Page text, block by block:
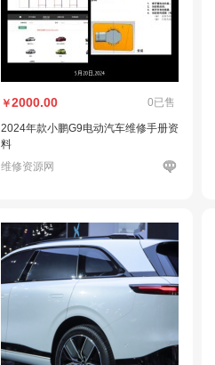
￥2000.00 0已售
2024年款小鹏G9电动汽车维修手册资
料
维修资源网